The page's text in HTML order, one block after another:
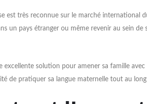
est très reconnue sur le marché international
un pays étranger ou même revenir au sein de
excellente solution pour amener sa famille
de pratiquer sa langue maternelle tout au